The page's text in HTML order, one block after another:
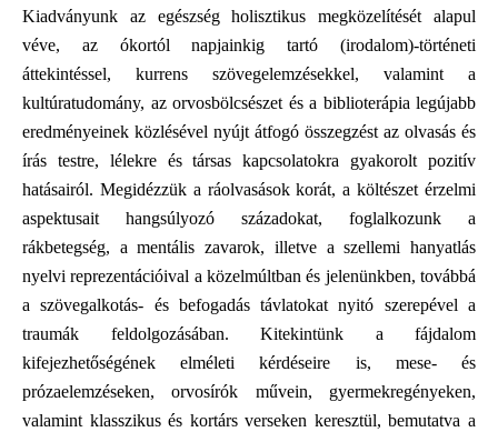
Kiadványunk az egészség holisztikus megközelítését alapul
véve, az ókortól napjainkig tartó (irodalom)-történeti
áttekintéssel, kurrens szövegelemzésekkel, valamint a
kultúratudomány, az orvosbölcsészet és a biblioterápia legújabb
eredményeinek közlésével nyújt átfogó összegzést az olvasás és
írás testre, lélekre és társas kapcsolatokra gyakorolt pozitív
hatásairól. Megidézzük a ráolvasások korát, a költészet érzelmi
aspektusait hangsúlyozó századokat, foglalkozunk a
rákbetegség, a mentális zavarok, illetve a szellemi hanyatlás
nyelvi reprezentációival a közelmúltban és jelenünkben, továbbá
a szövegalkotás- és befogadás távlatokat nyitó szerepével a
traumák feldolgozásában. Kitekintünk a fájdalom
kifejezhetőségének elméleti kérdéseire is, mese- és
prózaelemzéseken, orvosírók művein, gyermekregényeken,
valamint klasszikus és kortárs verseken keresztül, bemutatva a